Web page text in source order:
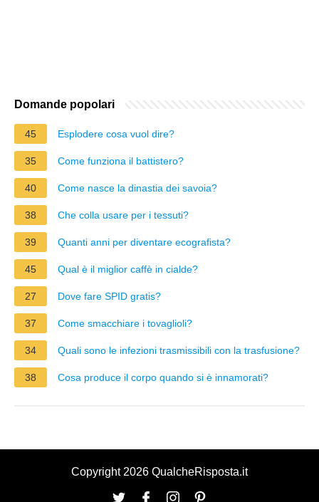
Domande popolari
45 Esplodere cosa vuol dire?
35 Come funziona il battistero?
40 Come nasce la dinastia dei savoia?
38 Che colla usare per i tessuti?
39 Quanti anni per diventare ecografista?
45 Qual è il miglior caffè in cialde?
27 Dove fare SPID gratis?
37 Come smacchiare i tovaglioli?
34 Quali sono le infezioni trasmissibili con la trasfusione?
38 Cosa produce il corpo quando si è innamorati?
Copyright 2026 QualcheRisposta.it